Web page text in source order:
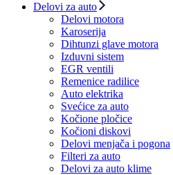
Delovi za auto
Delovi motora
Karoserija
Dihtunzi glave motora
Izduvni sistem
EGR ventili
Remenice radilice
Auto elektrika
Svećice za auto
Kočione pločice
Kočioni diskovi
Delovi menjača i pogona
Filteri za auto
Delovi za auto klime